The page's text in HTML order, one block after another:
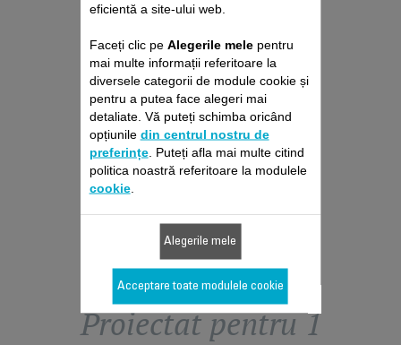
ASPIRATOR DE MÂNĂ
FĂRĂ FIR ROWENTA
Fără deviz, fără surprize
Prelungire cu 6 luni a garanției!
249,00 RON
Adaugă în coş
Proiectat pentru 1
eficientă a site-ului web.
Faceți clic pe Alegerile melepentru
mai multe informații referitoare la
diversele categorii de module cookie și
pentru a putea face alegeri mai
detaliate. Vă puteți schimba oricând
opțiunile din centrul nostru de
preferințe. Puteți afla mai multe citind
politica noastră referitoare la modulele
cookie.
Alegerile mele
Acceptare toate modulele cookie